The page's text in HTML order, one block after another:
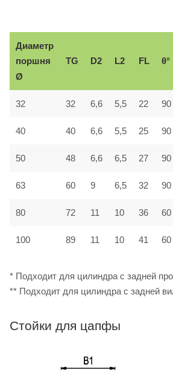
Диаметр
поршня
Ø
TG D2 L2 FL θ°
32 32 6,6 5,5 22 90
40 40 6,6 5,5 25 90
50 48 6,6 6,5 27 90
63 60 9 6,5 32 90
80 72 11 10 36 60
100 89 11 10 41 60
* Подходит для цилиндра с задней
** Подходит для цилиндра с задней
Стойки для цапфы